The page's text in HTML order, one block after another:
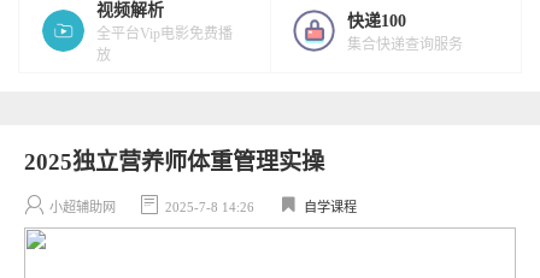
视频解析
全平台Vip电影免费播
放
快递100
集合快递查询服务
2025独立营养师体重管理实操
小超辅助网 2025-7-8 14:26 自学课程